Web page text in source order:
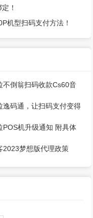
！
机型扫码支付方法！
不倒翁扫码收款Cs60音
册
逸码通，让扫码支付变得
！
POS机升级通知 附具体
程！
2023梦想版代理政策